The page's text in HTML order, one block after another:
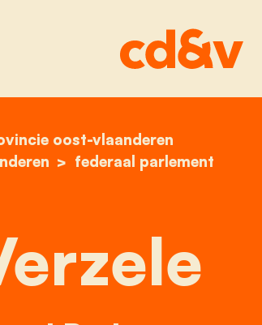
home
oost-vlaanderen
federaal parlement
joop verzele